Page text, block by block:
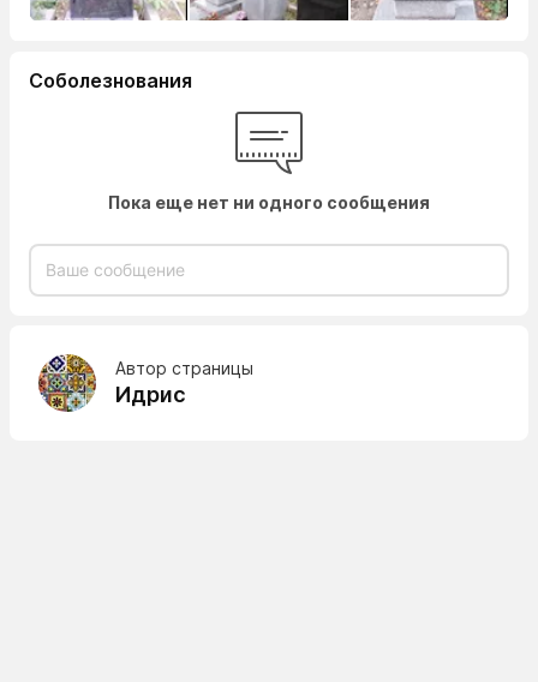
Соболезнования
Пока еще нет ни одного сообщения
Автор страницы
Идрис